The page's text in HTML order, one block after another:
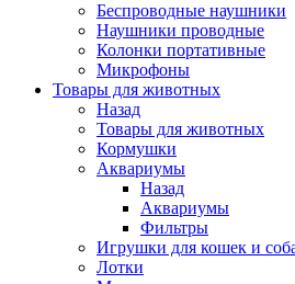
Беспроводные наушники
Наушники проводные
Колонки портативные
Микрофоны
Товары для животных
Назад
Товары для животных
Кормушки
Аквариумы
Назад
Аквариумы
Фильтры
Игрушки для кошек и
Лотки